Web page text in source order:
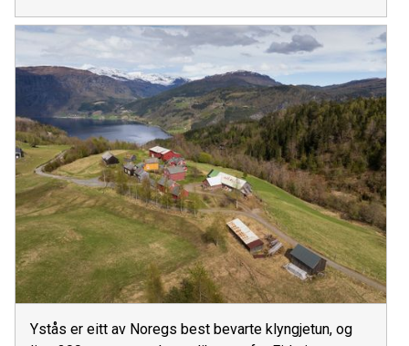
Ystås er eitt av Noregs best bevarte klyngjetun, og